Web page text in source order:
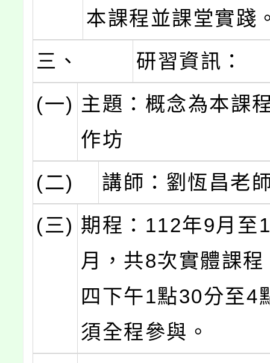
本課程並課堂實踐
三、
研習資訊：
(一) 主題：概念為本課
作坊
(二)
講師：劉恆昌老
(三) 期程：112年9月至
月，共8次實體課
四下午1點30分至4
須全程參與。